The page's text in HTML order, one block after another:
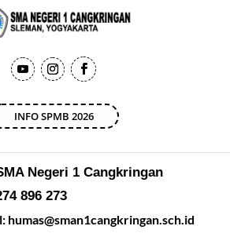
INFO SPMB 2026
Negeri 1 Cangkringan
896 273
humas@sman1cangkringan.sch.id